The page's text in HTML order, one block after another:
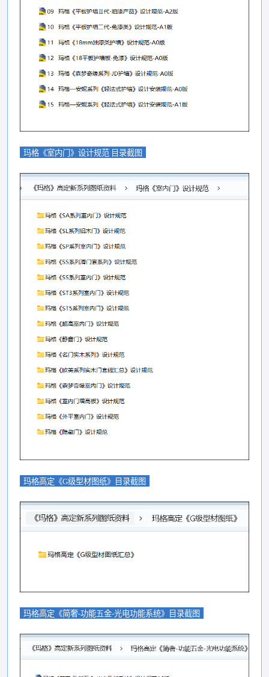
玛格《室内门》设计规范 目录截图
玛格高定《G级型材图纸》目录截图
玛格高定《简奢-功能五金-光电功能系统》目录截图